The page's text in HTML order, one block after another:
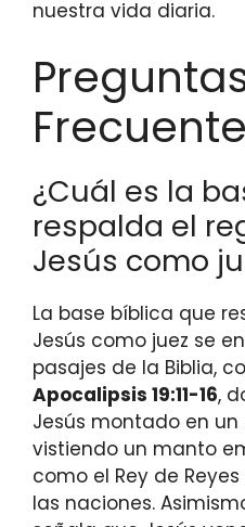
nuestra vida diaria.
¿Cuál es la
respalda el
Jesús como
La base bíblica que
Jesús como juez se
pasajes de la Biblia,
Apocalipsis 19:11-16,
Jesús montado en
vistiendo un manto
como el Rey de
las naciones.